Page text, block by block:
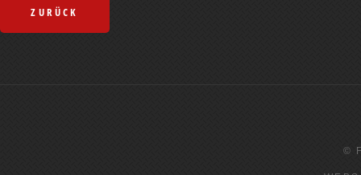
ZURÜCK
©